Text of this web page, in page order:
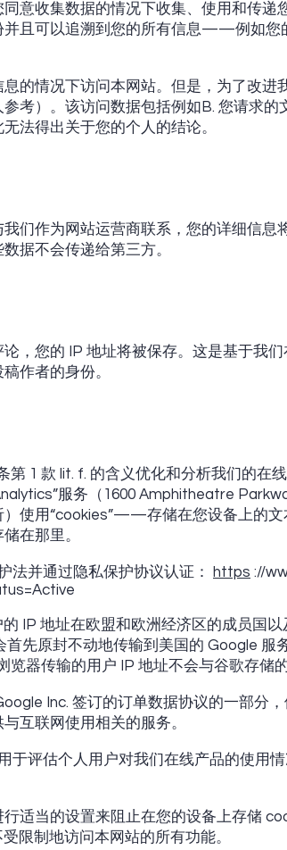
意收集数据的情况下收集、使用和传递
并且可以追溯到您的所有信息——例如您
的情况下访问本网站。但是，为了改进
考）。该访问数据包括例如B. 您请求
法得出关于您的个人的结论。
们作为网站运营商联系，您的详细信息
据不会传递给第三方。
，您的 IP 地址将被保存。这是基于我
作者的身份。
第 1 款 lit. f. 的含义优化和分析我们的在
服务（1600 Amphitheatre
）使用“cookies”——存储在您设备上的
在那里。
法并通过隐私保护协议认证： https ://
的 IP 地址在欧盟和欧洲经济区的成员国
先原封不动地传输到美国的 Google 服
览器传输的用户 IP 地址不会与谷歌存储
Inc. 签订的订单数据协议的一部分
互联网使用相关的服务。
于评估个人用户对我们在线产品的使用
适当的设置来阻止在您的设备上存储
限制地访问本网站的所有功能。